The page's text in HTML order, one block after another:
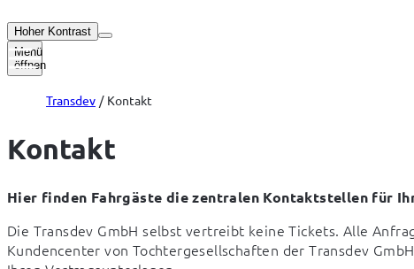
Hoher Kontrast
Menü
öffnen
Transdev Kontakt
Kontakt
Hier finden Fahrgäste die zentralen Kontaktstellen für
Die Transdev GmbH selbst vertreibt keine Tickets. Alle
Kundencenter von Tochtergesellschaften der Transdev